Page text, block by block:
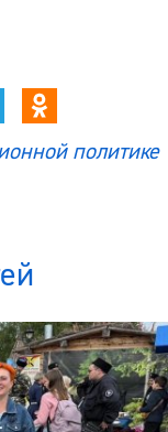
политике